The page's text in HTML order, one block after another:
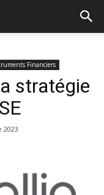
Financiers
stratégie
2023